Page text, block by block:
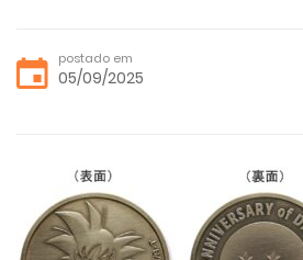
postado em
05/09/2025